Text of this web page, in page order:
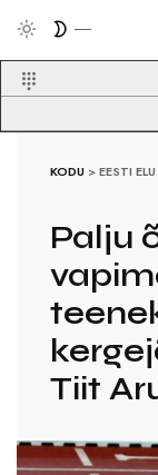
KODU >EESTI ELU
Palju
Tiit